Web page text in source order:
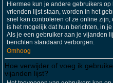
Hiermee kun je andere gebruikers
vrienden lijst staan, worden in het
snel kan controleren of ze online
is het mogelijk dat hun berichten, in
Als je een gebruiker aan je vijanden
berichten standaard verborgen.
Omhoog
Hoe verwijder of voeg ik
vijanden lijst?